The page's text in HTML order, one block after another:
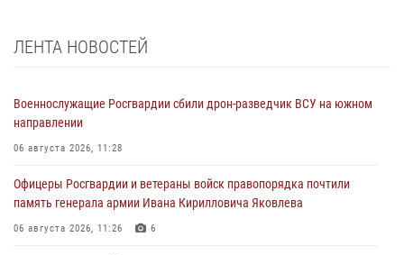
ЛЕНТА НОВОСТЕЙ
Военнослужащие Росгвардии сбили дрон-разведчик ВСУ на южном
направлении
06 августа 2026, 11:28
Офицеры Росгвардии и ветераны войск правопорядка почтили
память генерала армии Ивана Кирилловича Яковлева
06 августа 2026, 11:26 6